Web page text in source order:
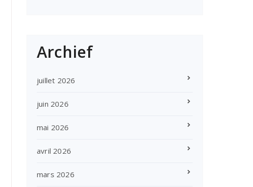
Archief
juillet 2026
juin 2026
mai 2026
avril 2026
mars 2026